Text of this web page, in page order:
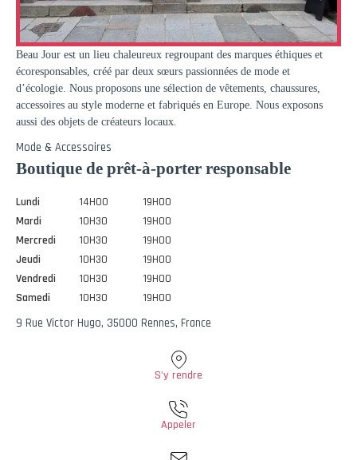
Beau Jour est un lieu chaleureux regroupant des marques éthiques et
écoresponsables, créé par deux sœurs passionnées de mode et
d’écologie. Nous proposons une sélection de vêtements, chaussures,
accessoires au style moderne et fabriqués en Europe. Nous exposons
aussi des objets de créateurs locaux.
Mode & Accessoires
Boutique de prêt-à-porter responsable
Lundi 14H00
19H00
Mardi
10H30
19H00
Mercredi
10H30
19H00
Jeudi
10H30
19H00
Vendredi
10H30
19H00
Samedi
10H30 19H00
9 Rue Victor Hugo, 35000 Rennes, France
S'y rendre
Appeler